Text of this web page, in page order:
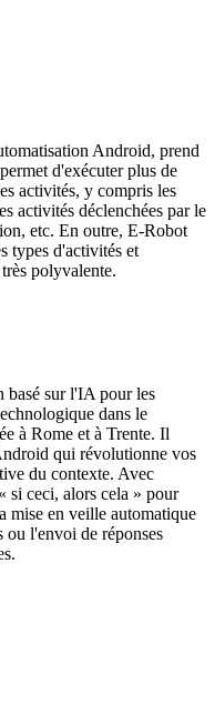
Android, prend
d'exécuter plus de
activités, y compris les
activités déclenchées par le
etc. En outre, E-Robot
types d'activités et
polyvalente.
basé sur l'IA pour les
dans le
à Rome et à Trente. Il
qui révolutionne vos
du contexte. Avec
si ceci, alors cela » pour
mise en veille automatique
ou l'envoi de réponses